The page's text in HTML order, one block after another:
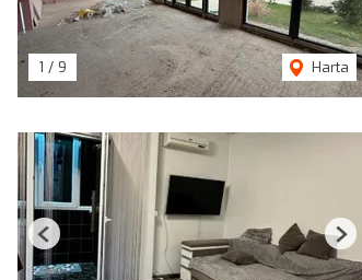
1 / 9 Harta
Previous Next